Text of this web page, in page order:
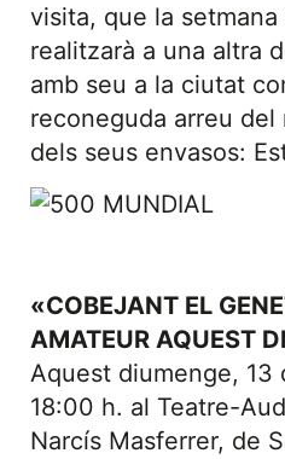
visita, que la
realitzarà a una altra
amb seu a la ciutat
reconeguda arreu
dels seus envasos:
«COBEJANT EL
AMATEUR AQUEST
Aquest diumenge, 13
18:00 h. al Teatre-
Narcís Masferrer, de